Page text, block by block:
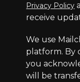
Privacy Policy
receive
We use
platform. By
you
will be